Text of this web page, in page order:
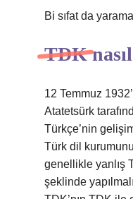
Bi sıfat da
TDK
12 Temmuz
Atatetsürk
Türkçe’nin
Türk dil
genellikle yanlış
şeklinde